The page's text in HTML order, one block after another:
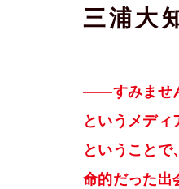
三浦大
――すみませ
というメデ
ということ
命的だった出